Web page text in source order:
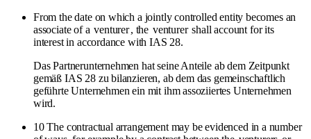
From the date on which a jointly controlled entity becomes an
associate of a venturer, the venturer shall account for its
interest in accordance with IAS 28.
Das Partnerunternehmen hat seine Anteile ab dem Zeitpunkt
gemäß IAS 28 zu bilanzieren, ab dem das gemeinschaftlich
geführte Unternehmen ein mit ihm assoziiertes Unternehmen
wird.
10 The contractual arrangement may be evidenced in a number